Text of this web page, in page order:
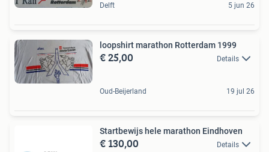
Delft 5 jun 26
loopshirt marathon Rotterdam 1999
€ 25,00 Details
Oud-Beijerland 19 jul 26
Startbewijs hele marathon Eindhoven
€ 130,00 Details